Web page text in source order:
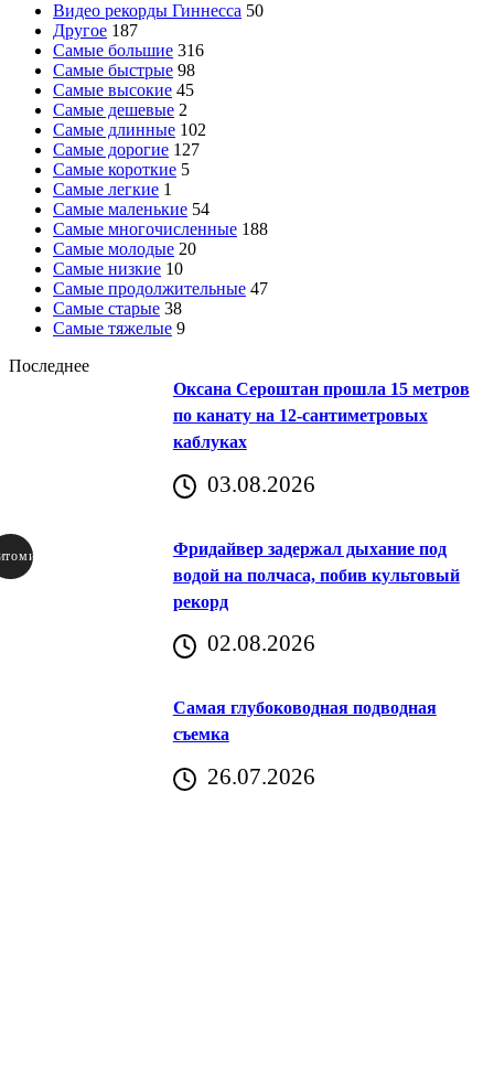
Видео рекорды Гиннесса 50
Другое 187
Самые большие 316
Самые быстрые 98
Самые высокие 45
Самые дешевые 2
Самые длинные 102
Самые дорогие 127
Самые короткие 5
Самые легкие 1
Самые маленькие 54
Самые многочисленные 188
Самые молодые 20
Самые низкие 10
Самые продолжительные 47
Самые старые 38
Самые тяжелые 9
Последнее
Оксана Сероштан прошла 15 метров
по канату на 12-сантиметровых
каблуках
03.08.2026
Фридайвер задержал дыхание под
водой на полчаса, побив культовый
рекорд
02.08.2026
Самая глубоководная подводная
съемка
26.07.2026